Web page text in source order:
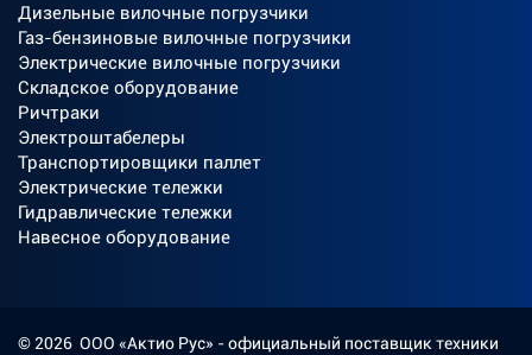
Дизельные вилочные погрузчики
Газ-бензиновые вилочные погрузчики
Электрические вилочные погрузчики
Складское оборудование
Ричтраки
Электроштабелеры
Транспортировщики паллет
Электрические тележки
Гидравлические тележки
Навесное оборудование
© 2026 ООО «Актио Рус» - официальный поставщик техники